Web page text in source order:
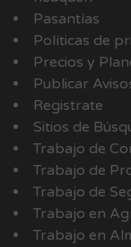
Pasantías
Políticas de
Precios y
Publicar
Registrate
Sitios de
Trabajo de
Trabajo de
Trabajo de
Trabajo en
Trabajo en